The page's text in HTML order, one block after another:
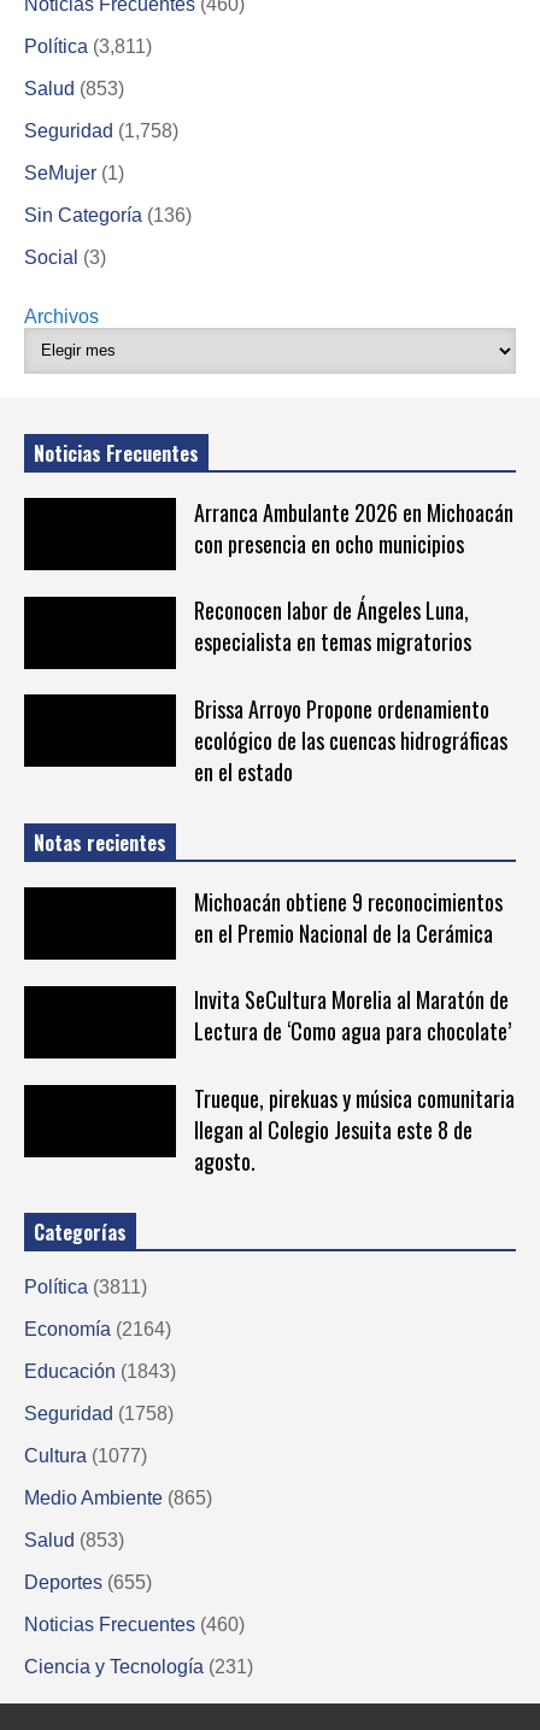
Noticias Frecuentes (460)
Política (3,811)
Salud (853)
Seguridad (1,758)
SeMujer (1)
Sin Categoría (136)
Social (3)
Archivos
Noticias Frecuentes
Arranca Ambulante 2026 en Michoacán
con presencia en ocho municipios
Reconocen labor de Ángeles Luna,
especialista en temas migratorios
Brissa Arroyo Propone ordenamiento
ecológico de las cuencas hidrográficas
en el estado
Notas recientes
Michoacán obtiene 9 reconocimientos
en el Premio Nacional de la Cerámica
Invita SeCultura Morelia al Maratón de
Lectura de ‘Como agua para chocolate’
Trueque, pirekuas y música comunitaria
llegan al Colegio Jesuita este 8 de
agosto.
Categorías
Política (3811)
Economía (2164)
Educación (1843)
Seguridad (1758)
Cultura (1077)
Medio Ambiente (865)
Salud (853)
Deportes (655)
Noticias Frecuentes (460)
Ciencia y Tecnología (231)